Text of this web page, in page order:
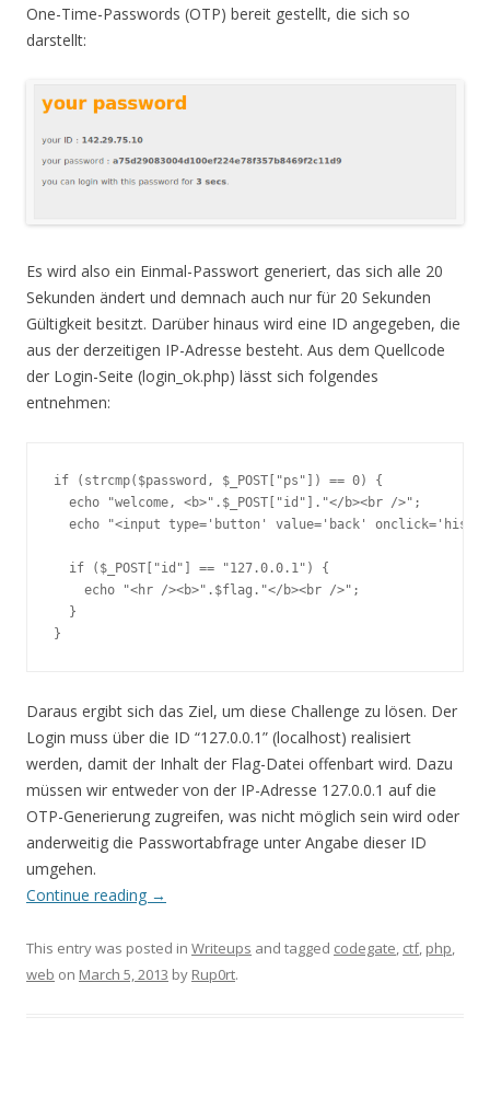
One-Time-Passwords (OTP) bereit gestellt, die sich so
darstellt:
Es wird also ein Einmal-Passwort generiert, das sich alle 20
Sekunden ändert und demnach auch nur für 20 Sekunden
Gültigkeit besitzt. Darüber hinaus wird eine ID angegeben, die
aus der derzeitigen IP-Adresse besteht. Aus dem Quellcode
der Login-Seite (login_ok.php) lässt sich folgendes
entnehmen:
if (strcmp($password, $_POST["ps"]) == 0) {
echo "welcome, <b>".$_POST["id"]."</b><br />";
echo "<input type='button' value='back'
if ($_POST["id"] == "127.0.0.1") {
echo "<hr /><b>".$flag."</b><br />";
}
}
Daraus ergibt sich das Ziel, um diese Challenge zu lösen. Der
Login muss über die ID “127.0.0.1” (localhost) realisiert
werden, damit der Inhalt der Flag-Datei offenbart wird. Dazu
müssen wir entweder von der IP-Adresse 127.0.0.1 auf die
OTP-Generierung zugreifen, was nicht möglich sein wird oder
anderweitig die Passwortabfrage unter Angabe dieser ID
umgehen.
Continue reading →
This entry was posted in Writeups and tagged codegate, ctf, php,
web on March 5, 2013 by Rup0rt.